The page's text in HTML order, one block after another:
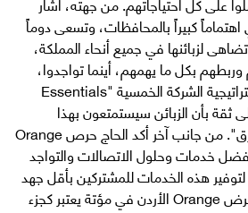
كبيراً بالمحافظات، وتسعى دوماً
لزبائنها في جميع أنحاء المملكة،
بكل ما يهمهم، أينما تواجدوا،
الأمر الذي يتماشى مع استراتيجية الشركة الخمسية "Essentials
ثقة بأن الزبائن سيستمتعون بهذا
المعرض وسيشعرون بالفرق". من جانب آخر أكد الحاج حرص Orange
خدمات وحلول الاتصالات والتواجد
هذه الخدمات للمشتركين بأقل جهد
ممكن، مبيناً أن إطلاق معرض Orange الأردن في مؤتة يعتبر كجزء